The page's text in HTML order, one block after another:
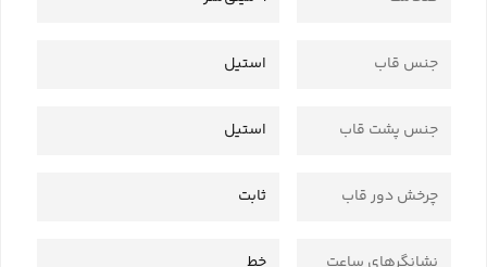
جنس قاب استیل
جنس پشت قاب استیل
چرخش دور قاب ثابت